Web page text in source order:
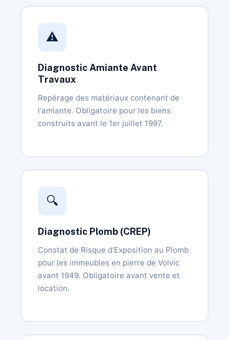
⚠️
Diagnostic Amiante Avant
Travaux
Repérage des matériaux contenant de
l'amiante. Obligatoire pour les biens
construits avant le 1er juillet 1997.
🔍
Diagnostic Plomb (CREP)
Constat de Risque d'Exposition au Plomb
pour les immeubles en pierre de Volvic
avant 1949. Obligatoire avant vente et
location.